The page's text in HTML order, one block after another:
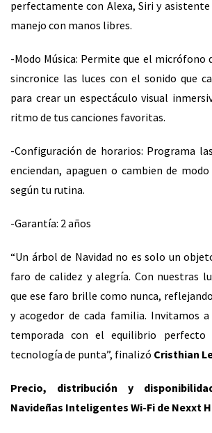
perfectamente con Alexa, Siri y asistente
manejo con manos libres.
-Modo Música: Permite que el micrófono
sincronice las luces con el sonido que
para crear un espectáculo visual
ritmo de tus canciones favoritas.
-Configuración de horarios: Programa
enciendan, apaguen o cambien de
según tu rutina.
-Garantía: 2 años
“Un árbol de Navidad no es solo un
faro de calidez y alegría. Con nuestras
que ese faro brille como nunca,
y acogedor de cada familia. Invitamos
temporada con el equilibrio
tecnología de punta”, finalizó Cristhian
Precio, distribución y
Navideñas Inteligentes Wi-Fi de Nexxt